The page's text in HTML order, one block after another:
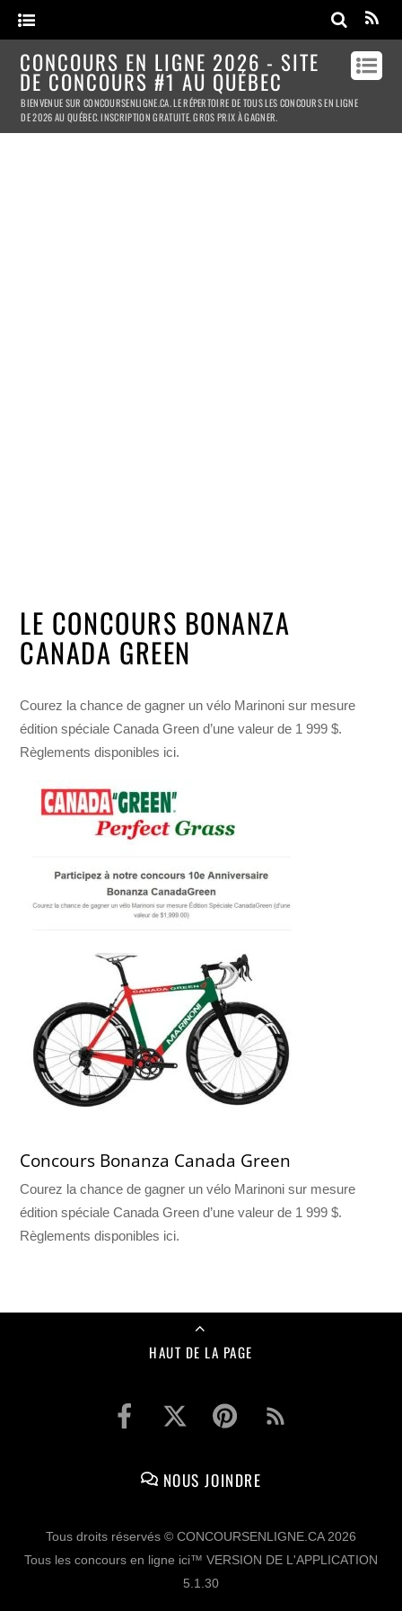
CONCOURS EN LIGNE 2026 - SITE
DE CONCOURS #1 AU QUÉBEC
BIENVENUE SUR CONCOURSENLIGNE.CA. LE RÉPERTOIRE DE TOUS LES CONCOURS EN LIGNE
DE 2026 AU QUÉBEC. INSCRIPTION GRATUITE. GROS PRIX À GAGNER.
LE CONCOURS BONANZA
CANADA GREEN
Courez la chance de gagner un vélo Marinoni sur mesure
édition spéciale Canada Green d’une valeur de 1 999 $.
Règlements disponibles ici.
Concours Bonanza Canada Green
Courez la chance de gagner un vélo Marinoni sur mesure
édition spéciale Canada Green d’une valeur de 1 999 $.
Règlements disponibles ici.
HAUT DE LA PAGE
NOUS JOINDRE
Tous droits réservés © CONCOURSENLIGNE.CA 2026
Tous les concours en ligne ici™ VERSION DE L'APPLICATION
5.1.30